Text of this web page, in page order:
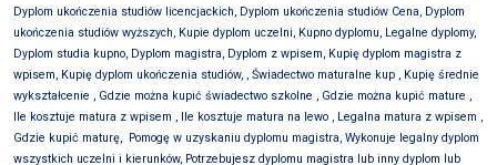
Dyplom ukończenia studiów licencjackich, Dyplom ukończenia studiów Cena, Dyplom
ukończenia studiów wyższych, Kupie dyplom uczelni, Kupno dyplomu, Legalne dyplomy,
Dyplom studia kupno, Dyplom magistra, Dyplom z wpisem, Kupię dyplom magistra z
wpisem, Kupię dyplom ukończenia studiów, , Świadectwo maturalne kup , Kupię średnie
wykształcenie , Gdzie można kupić świadectwo szkolne , Gdzie można kupić mature ,
Ile kosztuje matura z wpisem , Ile kosztuje matura na lewo , Legalna matura z wpisem ,
Gdzie kupić maturę, Pomogę w uzyskaniu dyplomu magistra, Wykonuje legalny dyplom
wszystkich uczelni i kierunków, Potrzebujesz dyplomu magistra lub inny dyplom lub